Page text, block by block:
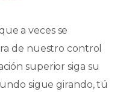
a veces se
de nuestro control
superior siga su
sigue girando, tú